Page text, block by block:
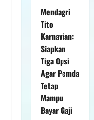
Mendagri
Tito
Karnavian:
Siapkan
Tiga Opsi
Agar Pemda
Tetap
Mampu
Bayar Gaji